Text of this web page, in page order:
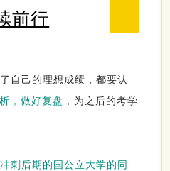
前行
自己的理想成绩，都要认
，做好复盘 ，为之后的考学
刺后期的国公立大学的同